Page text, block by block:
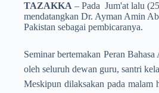
TAZAKKA – Pada Jum'at lalu
mendatangkan Dr. Ayman Amin
Pakistan sebagai pembicaranya.
Seminar bertemakan Peran
oleh seluruh dewan guru, santri
Meskipun dilaksakan pada malam